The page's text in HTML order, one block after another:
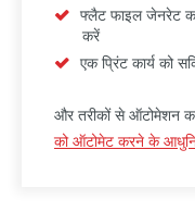
फ्लैट फाइल जेनरेट
करें
एक प्रिंट कार्य को
और तरीकों से ऑटोमेशन
को ऑटोमेट करने के